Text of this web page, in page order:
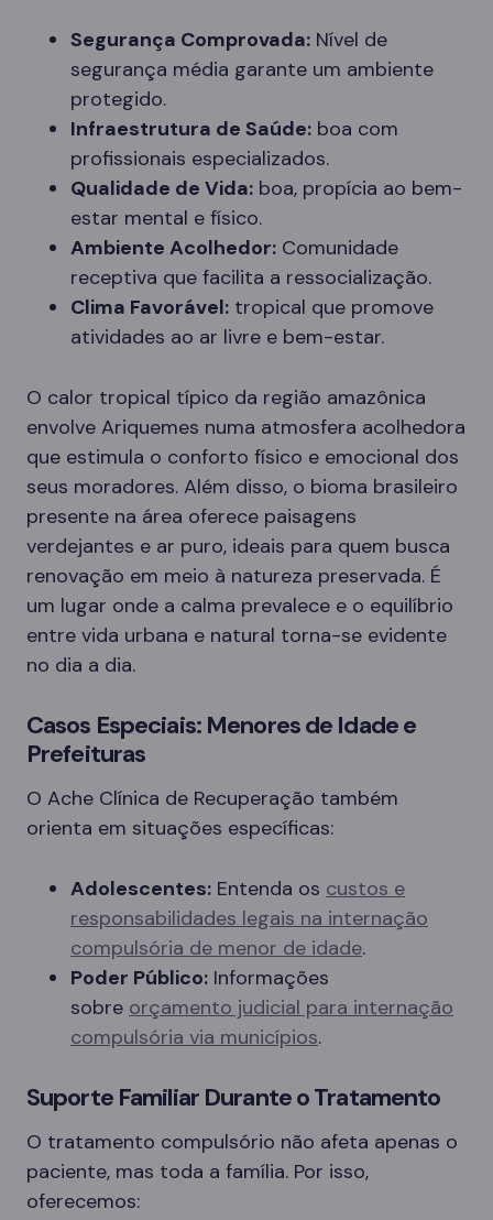
Segurança Comprovada: Nível de
segurança média garante um ambiente
protegido.
Infraestrutura de Saúde: boa com
profissionais especializados.
Qualidade de Vida: boa, propícia ao bem-
estar mental e físico.
Ambiente Acolhedor: Comunidade
receptiva que facilita a ressocialização.
Clima Favorável: tropical que promove
atividades ao ar livre e bem-estar.
O calor tropical típico da região amazônica
envolve Ariquemes numa atmosfera acolhedora
que estimula o conforto físico e emocional dos
seus moradores. Além disso, o bioma brasileiro
presente na área oferece paisagens
verdejantes e ar puro, ideais para quem busca
renovação em meio à natureza preservada. É
um lugar onde a calma prevalece e o equilíbrio
entre vida urbana e natural torna-se evidente
no dia a dia.
Casos Especiais: Menores de Idade e
Prefeituras
O Ache Clínica de Recuperação também
orienta em situações específicas:
Adolescentes: Entenda os custos e
responsabilidades legais na internação
compulsória de menor de idade.
Poder Público: Informações
sobre orçamento judicial para internação
compulsória via municípios.
Suporte Familiar Durante o Tratamento
O tratamento compulsório não afeta apenas o
paciente, mas toda a família. Por isso,
oferecemos: